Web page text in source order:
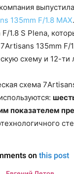
135mm F/1.8 MAX
F/1.8 S Plena,
135mm F/
схему и 12-ти
схема
показателем